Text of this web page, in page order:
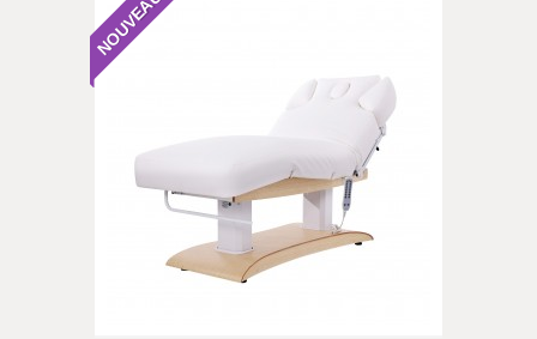
NOUVEAU